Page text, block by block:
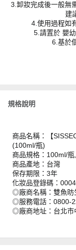
3.卸妝完成後一般無
建
4.使用過程如
5.請置於 嬰
6.基於
規格說明
商品名稱：【
(100ml/瓶)
商品規格：100ml/
商品產地：台灣
保存期限：3年
化妝品登錄碼：
◎廠商名稱：雙魚昉
◎服務電話：0800-
◎廠商地址：台北市